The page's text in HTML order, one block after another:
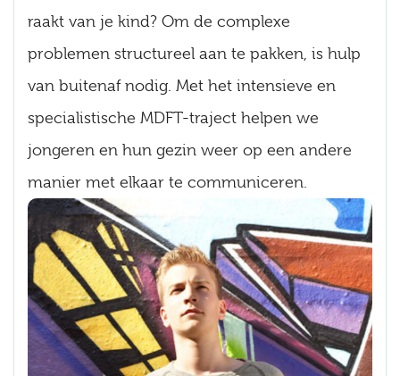
raakt van je kind? Om de complexe
problemen structureel aan te pakken, is hulp
van buitenaf nodig. Met het intensieve en
specialistische MDFT-traject helpen we
jongeren en hun gezin weer op een andere
manier met elkaar te communiceren.